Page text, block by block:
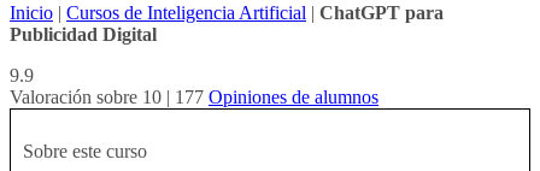
Inicio | Cursos de Inteligencia Artificial | ChatGPT para
Publicidad Digital
9.9
Valoración sobre 10 | 177 Opiniones de alumnos
Sobre este curso